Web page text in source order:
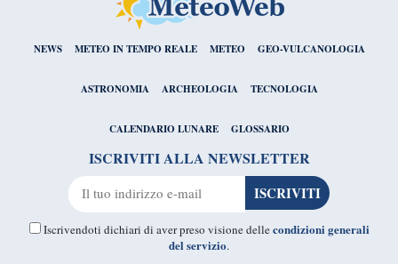
NEWS METEO IN TEMPO REALE METEO GEO-VULCANOLOGIA
ASTRONOMIA ARCHEOLOGIA TECNOLOGIA
CALENDARIO LUNARE GLOSSARIO
ISCRIVITI ALLA NEWSLETTER
Iscrivendoti dichiari di aver preso visione dellecondizioni generali
del servizio.